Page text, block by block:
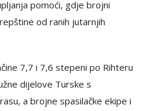
pomoći, gdje brojni
od ranih jutarnjih
7,7 i 7,6 stepeni po Rihteru
dijelove Turske s
a brojne spasilačke ekipe i